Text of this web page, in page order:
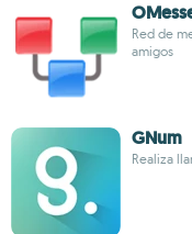
Red de
amigos
GNum
Realiza